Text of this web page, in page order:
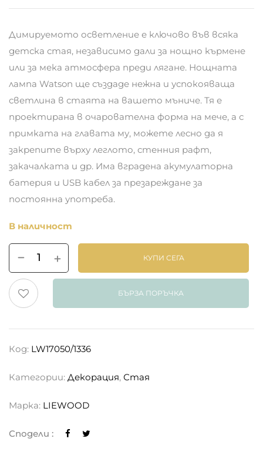
Димируемото осветление е ключово във всяка
детска стая, независимо дали за нощно кърмене
или за мека атмосфера преди лягане. Нощната
лампа Watson ще създаде нежна и успокояваща
светлина в стаята на вашето мъниче. Тя е
проектирана в очарователна форма на мече, а с
примката на главата му, можете лесно да я
закрепите върху леглото, стенния рафт,
закачалката и др. Има вградена акумулаторна
батерия и USB кабел за презареждане за
постоянна употреба.
В наличност
КУПИ СЕГА
БЪРЗА ПОРЪЧКА
Код: LW17050/1336
Категории: Декорация, Стая
Марка: LIEWOOD
Сподели :